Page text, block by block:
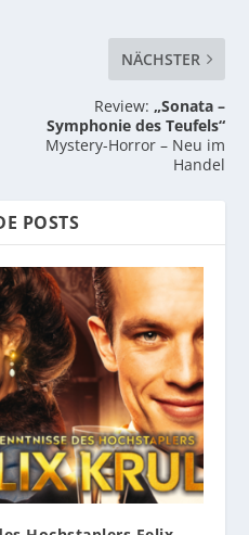
NÄCHSTER
Review: „Sonata –
Symphonie des Teufels“
Mystery-Horror – Neu im
Handel
POSTS